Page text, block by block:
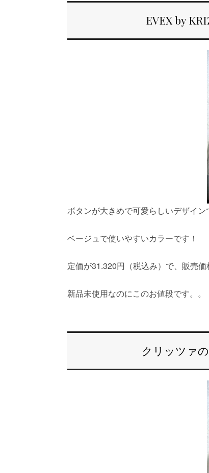
EVEX by
ボタンが大きめで可愛らしいデザイン
ベージュで使いやすいカラーです！
定価が31.320円（税込み）で、販売価
新品未使用なのにこのお値段です。。
クリッツァ